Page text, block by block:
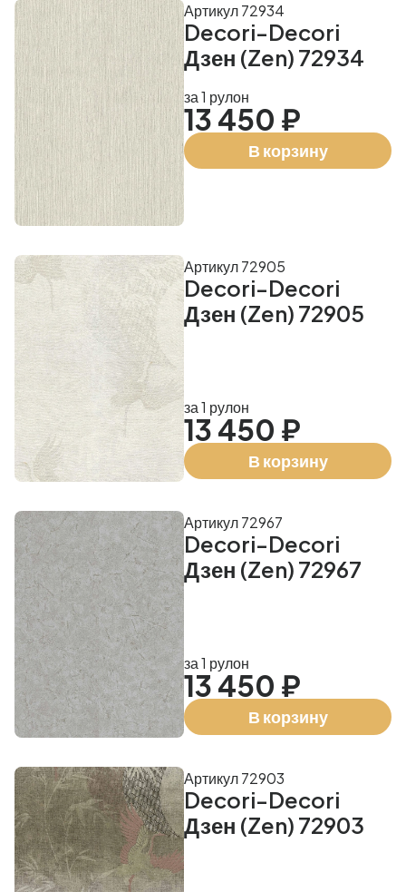
Decori-Decori
Дзен (Zen) 72934
Артикул 72934
за 1 рулон
13 450 ₽
В корзину
Decori-Decori
Дзен (Zen) 72905
Артикул 72905
за 1 рулон
13 450 ₽
В корзину
Decori-Decori
Дзен (Zen) 72967
Артикул 72967
за 1 рулон
13 450 ₽
В корзину
Decori-Decori
Дзен (Zen) 72903
Артикул 72903